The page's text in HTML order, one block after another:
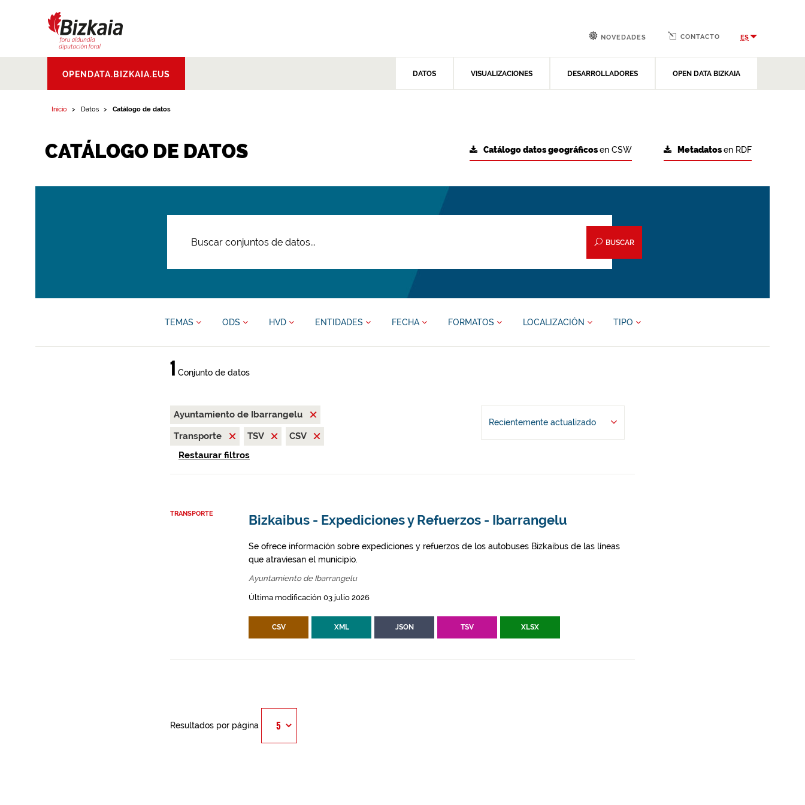
Aldundia.Diputacion
Foral de Bizkaia
OPENDATA.BIZKAIA.EUS DATOS VISUALIZACIONES DESARROLLADORES OPEN DATA BIZKAIA
NOVEDADES CONTACTO ES
Inicio Datos Catálogo de datos
CATÁLOGO DE DATOS Metadatosen RDF
Catálogo datos geográficosen CSW
BUSCAR
TEMAS ODS HVD ENTIDADES FECHA FORMATOS LOCALIZACIÓN TIPO
1 Conjunto de datos
Ayuntamiento de Ibarrangelu
Transporte
TSV
CSV
Restaurar filtros
Recientemente actualizado
TRANSPORTE Bizkaibus - Expediciones y Refuerzos - Ibarrangelu
Se ofrece información sobre expediciones y refuerzos de los autobuses Bizkaibus de las líneas
que atraviesan el municipio.
Ayuntamiento de Ibarrangelu
Última modificación 03 julio 2026
CSV XML JSON TSV XLSX
Resultados por página